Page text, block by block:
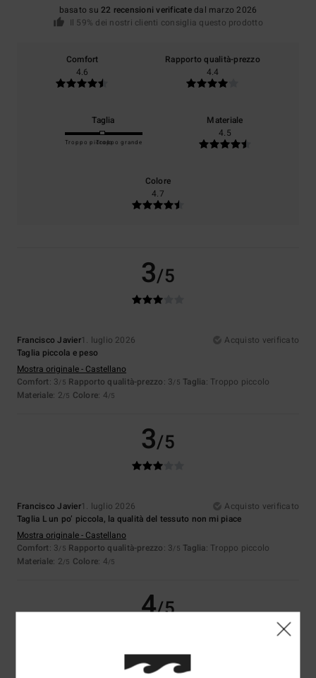
basato su22 recensioni verificatedal marzo 2026
Il 59% dei nostri clienti consiglia questo prodotto
Comfort
4.6
Rapporto qualità-prezzo
4.4
Taglia
Troppo piccoloTroppo grande
Materiale
4.5
Colore
4.7
3/5
Francisco Javier1. luglio 2026
Acquisto verificato
Taglia piccola e peso
Mostra originale - Castellano
Comfort: 3/5 Rapporto qualità-prezzo: 3/5 Taglia: Troppo piccolo
Materiale: 2/5 Colore: 4/5
3/5
Francisco Javier1. luglio 2026
Acquisto verificato
Taglia L un po’ piccola, la qualità del tessuto non mi piace
Mostra originale - Castellano
Comfort: 3/5 Rapporto qualità-prezzo: 3/5 Taglia: Troppo piccolo
Materiale: 2/5 Colore: 4/5
4/5